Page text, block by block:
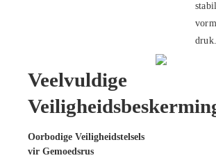
druk.
Veelvuldige
Oorbodige Veiligheidstelsels
vir Gemoedsrus